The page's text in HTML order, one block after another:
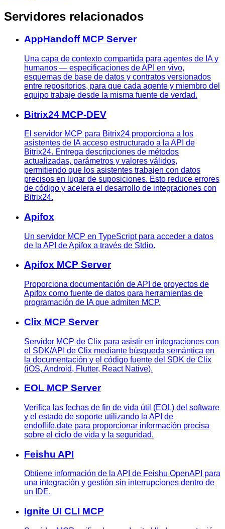
Servidores relacionados
AppHandoff MCP Server
Una capa de contexto compartida para agentes de IA y
humanos — especificaciones de API en vivo,
esquemas de base de datos y contratos versionados
entre repositorios, para que cada agente y miembro del
equipo trabaje desde la misma fuente de verdad.
Bitrix24 MCP-DEV
El servidor MCP para Bitrix24 proporciona a los
asistentes de IA acceso estructurado a la API de
Bitrix24. Entrega descripciones de métodos
actualizadas, parámetros y valores válidos,
permitiendo que los asistentes trabajen con datos
precisos en lugar de suposiciones. Esto reduce errores
de código y acelera el desarrollo de integraciones con
Bitrix24.
Apifox
Un servidor MCP en TypeScript para acceder a datos
de la API de Apifox a través de Stdio.
Apifox MCP Server
Proporciona documentación de API de proyectos de
Apifox como fuente de datos para herramientas de
programación de IA que admiten MCP.
Clix MCP Server
Servidor MCP de Clix para asistir en integraciones con
el SDK/API de Clix mediante búsqueda semántica en
la documentación y el código fuente del SDK de Clix
(iOS, Android, Flutter, React Native).
EOL MCP Server
Verifica las fechas de fin de vida útil (EOL) del software
y el estado de soporte utilizando la API de
endoflife.date para proporcionar información precisa
sobre el ciclo de vida y la seguridad.
Feishu API
Obtiene información de la API de Feishu OpenAPI para
una integración y gestión sin interrupciones dentro de
un IDE.
Ignite UI CLI MCP